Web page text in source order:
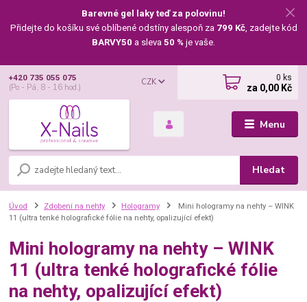
Barevné gel laky teď za polovinu!
Přidejte do košíku své oblíbené odstíny alespoň za 799 Kč, zadejte kód
BARVY50 a sleva 50 % je vaše.
Menu
CZK
Hledat
+420 735 055 075
(Po - Pá, 8 - 16 hod.)
0 ks
za 0,00 Kč
Úvod Zdobení na nehty Hologramy
Mini hologramy na nehty – WINK
11 (ultra tenké holografické fólie na nehty, opalizující efekt)
Mini hologramy na nehty – WINK
11 (ultra tenké holografické fólie
na nehty, opalizující efekt)